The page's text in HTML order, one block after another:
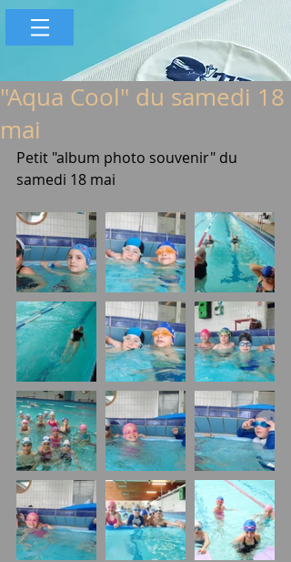
"Aqua Cool" du samedi 18
mai
Petit "album photo souvenir" du
samedi 18 mai